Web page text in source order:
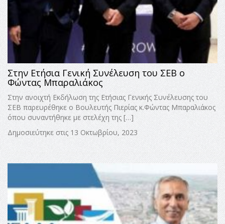
Στην Ετήσια Γενική Συνέλευση του ΣΕΒ ο
Φώντας Μπαραλιάκος
Στην ανοιχτή Εκδήλωση της Ετήσιας Γενικής Συνέλευσης του
ΣΕΒ παρευρέθηκε ο Βουλευτής Πιερίας κ.Φώντας Μπαραλιάκος
όπου συναντήθηκε με στελέχη της […]
Δημοσιεύτηκε στις 13 Οκτωβρίου, 2023